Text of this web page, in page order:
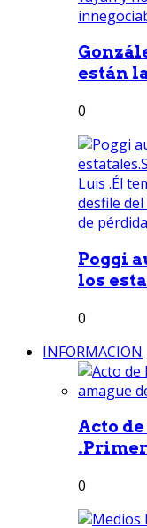
están
0
Poggi
los
0
INFORMACION
Acto
0